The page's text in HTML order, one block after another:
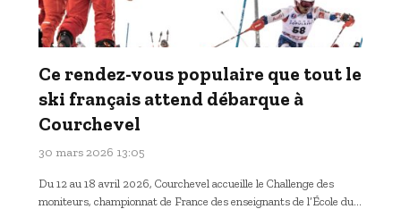
Ce rendez-vous populaire que tout le
ski français attend débarque à
Courchevel
30 mars 2026 13:05
Du 12 au 18 avril 2026, Courchevel accueille le Challenge des
moniteurs, championnat de France des enseignants de l’École du…